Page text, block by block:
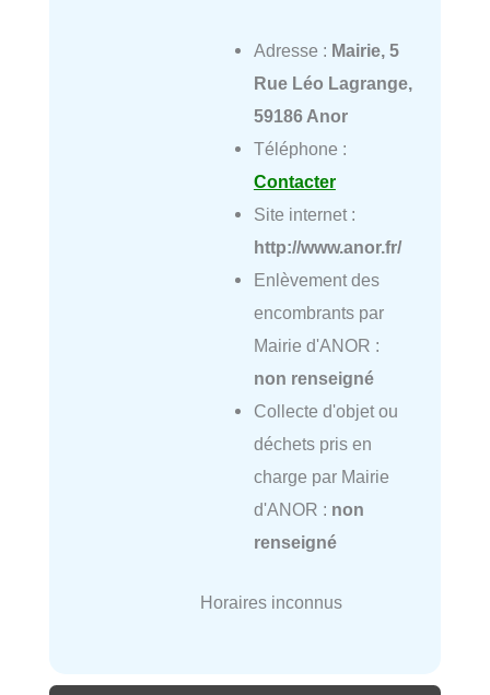
Adresse : Mairie, 5
Rue Léo Lagrange,
59186 Anor
Téléphone :
Contacter
Site internet :
http://www.anor.fr/
Enlèvement des
encombrants par
Mairie d'ANOR :
non renseigné
Collecte d'objet ou
déchets pris en
charge par Mairie
d'ANOR : non
renseigné
Horaires inconnus